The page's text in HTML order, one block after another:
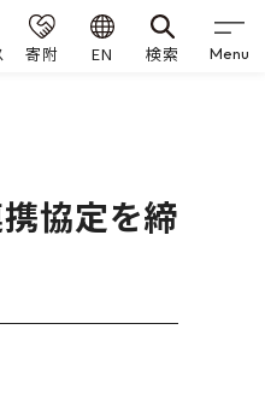
寄附 EN 検索 Menu
協定を締